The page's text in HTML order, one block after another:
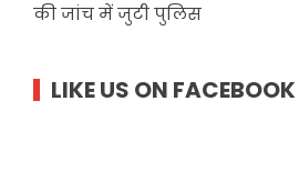
की जांच में जुटी पुलिस
LIKE US ON FACEBOOK